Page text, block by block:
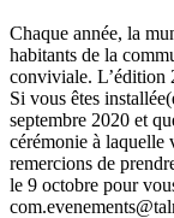
Chaque année, la
habitants de la
conviviale. L’édition
Si vous êtes
septembre 2020 et
cérémonie à laquelle
remercions de
le 9 octobre pour